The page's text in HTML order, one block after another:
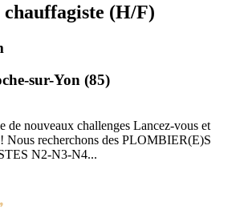
(H/F)
sur-Yon (85)
de nouveaux challenges Lancez-vous et
Nous recherchons des PLOMBIER(E)S
N2-N3-N4...